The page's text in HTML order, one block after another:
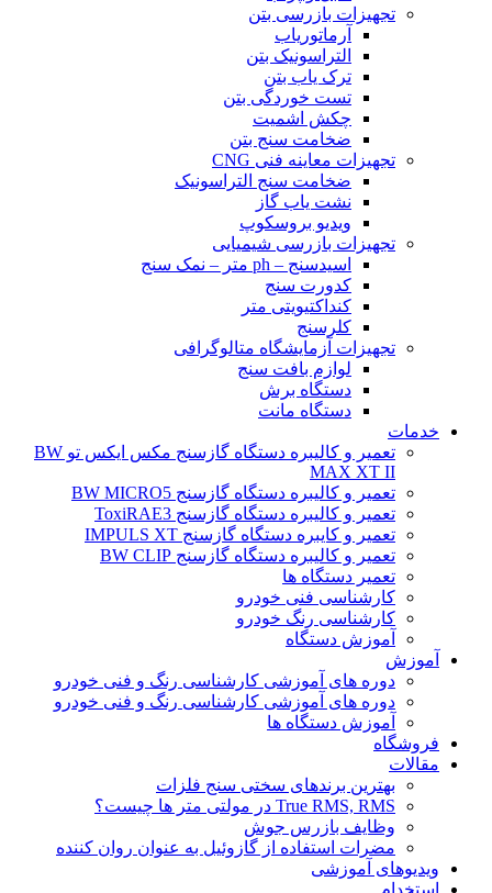
تجهیزات بازرسی بتن
آرماتوریاب
التراسونیک بتن
ترک یاب بتن
تست خوردگی بتن
چکش اشمیت
ضخامت سنج بتن
تجهیزات معاینه فنی CNG
ضخامت سنج التراسونیک
نشت یاب گاز
ویدیو بروسکوپ
تجهیزات بازرسی شیمیایی
اسیدسنج – ph متر – نمک سنج
کدورت سنج
کنداکتیویتی متر
کلرسنج
تجهیزات آزمایشگاه متالوگرافی
لوازم بافت سنج
دستگاه برش
دستگاه مانت
خدمات
تعمیر و کالیبره دستگاه گازسنج مکس ایکس تو BW
MAX XT II
تعمیر و کالیبره دستگاه گازسنج BW MICRO5
تعمیر و کالیبره دستگاه گازسنج ToxiRAE3
تعمیر و کایبره دستگاه گازسنج IMPULS XT
تعمیر و کالیبره دستگاه گازسنج BW CLIP
تعمیر دستگاه ها
کارشناسی فنی خودرو
کارشناسی رنگ خودرو
آموزش دستگاه
آموزش
دوره های آموزشی کارشناسی رنگ و فنی خودرو
دوره های آموزشی کارشناسی رنگ و فنی خودرو
آموزش دستگاه ها
فروشگاه
مقالات
بهترین برندهای سختی سنج فلزات
True RMS, RMS در مولتی متر ها چیست؟
وظایف بازرس جوش
مضرات استفاده از گازوئیل به عنوان روان کننده
ویدیوهای آموزشی